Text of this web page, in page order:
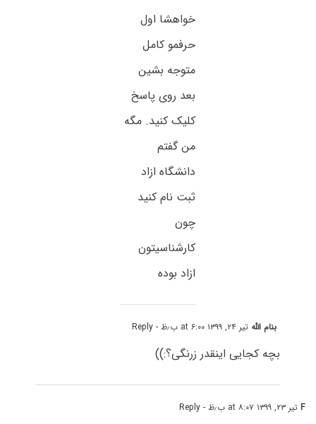
خواهشا اول
حرفمو کامل
متوجه بشین
بعد روی پاسخ
کلیک کنید. مگه
من گفتم
دانشگاه ازاد
ثبت نام کنید
چون
کارشناسیتون
ازاد بوده
بنام الله تیر ۲۴, ۱۳۹۹ at ۶:۰۰ ب٫ظ - Reply
بچه کجایی اینقدر زرنگی؟:))
Fتیر ۲۳, ۱۳۹۹ at ۸:۰۷ ب٫ظ - Reply